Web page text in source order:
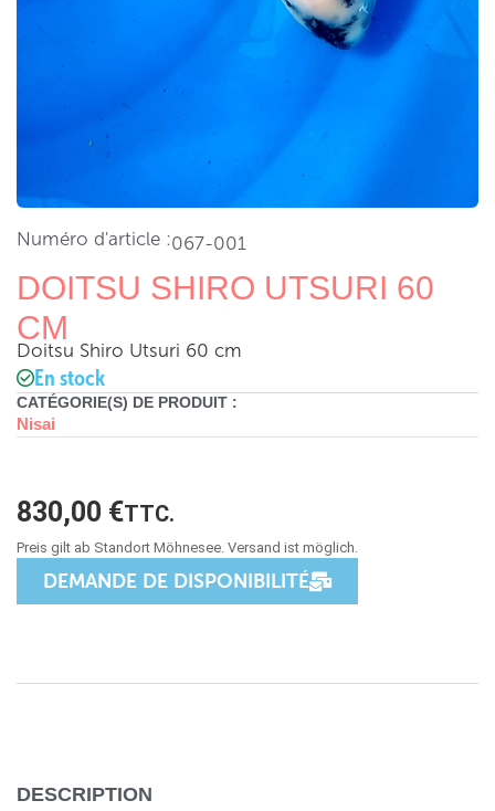
Numéro d'article :067-001
DOITSU SHIRO UTSURI 60
CM
Doitsu Shiro Utsuri 60 cm
En stock
CATÉGORIE(S) DE PRODUIT :
Nisai
830,00 €TTC.
DEMANDE DE DISPONIBILITÉ
DESCRIPTION